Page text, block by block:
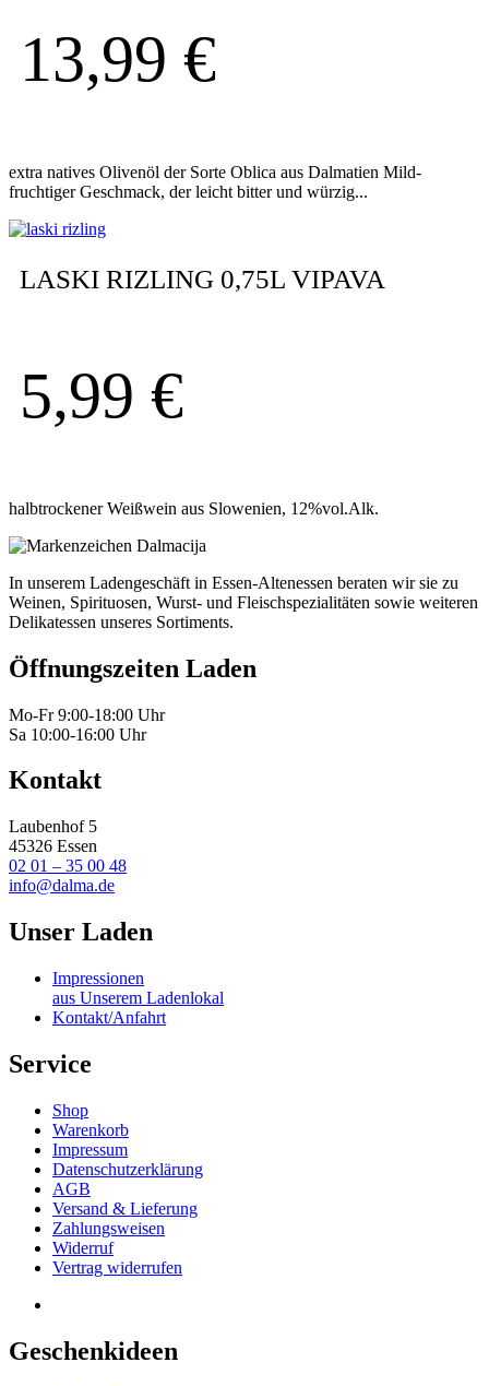
13,99 €
extra natives Olivenöl der Sorte Oblica aus Dalmatien Mild-
fruchtiger Geschmack, der leicht bitter und würzig...
LASKI RIZLING 0,75L VIPAVA
5,99 €
halbtrockener Weißwein aus Slowenien, 12%vol.Alk.
In unserem Ladengeschäft in Essen-Altenessen beraten wir sie zu
Weinen, Spirituosen, Wurst- und Fleischspezialitäten sowie weiteren
Delikatessen unseres Sortiments.
Öffnungszeiten Laden
Mo-Fr 9:00-18:00 Uhr
Sa 10:00-16:00 Uhr
Kontakt
Laubenhof 5
45326 Essen
02 01 – 35 00 48
info@dalma.de
Unser Laden
Impressionen
aus Unserem Ladenlokal
Kontakt/Anfahrt
Service
Shop
Warenkorb
Impressum
Datenschutzerklärung
AGB
Versand & Lieferung
Zahlungsweisen
Widerruf
Vertrag widerrufen
Geschenkideen